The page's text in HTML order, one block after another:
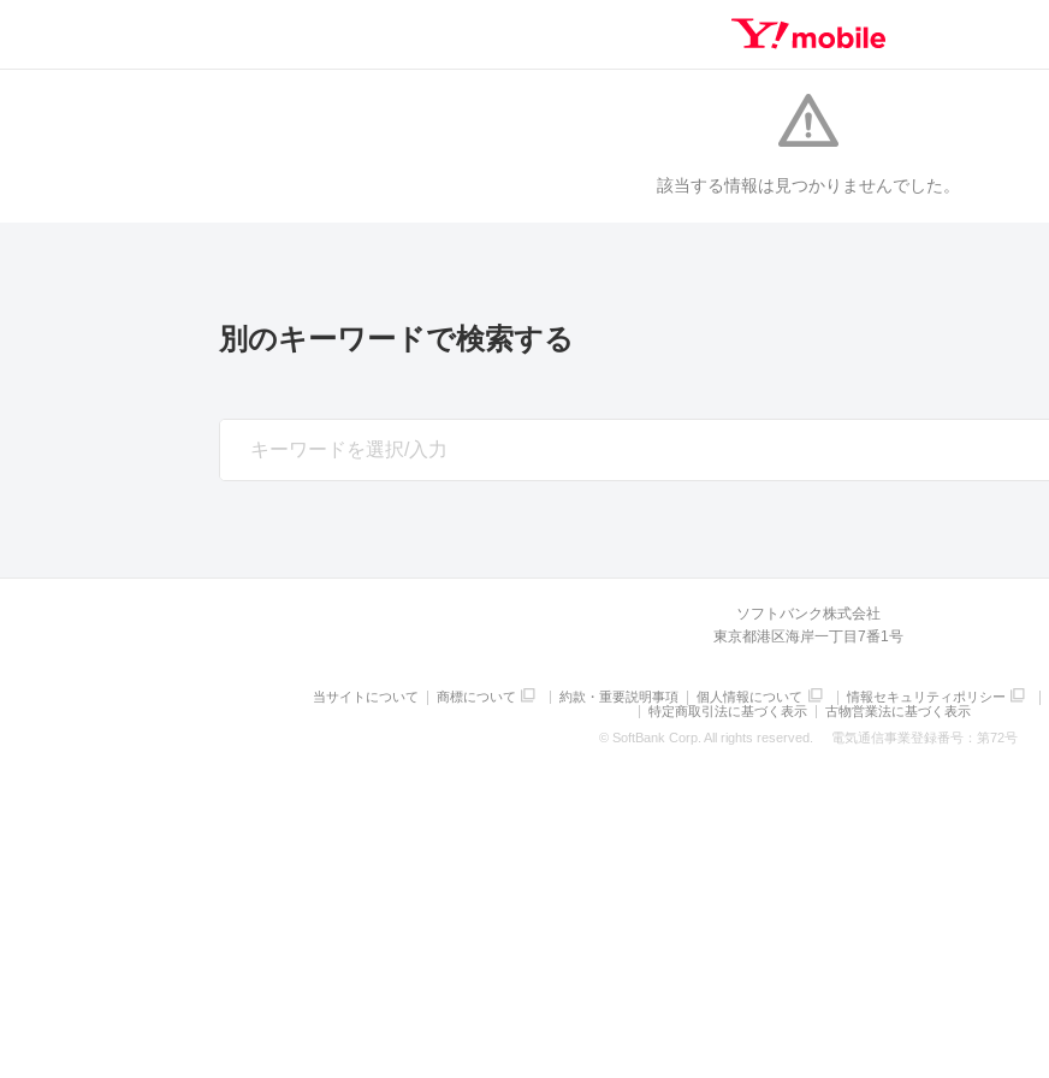
該当する情報は見つかりませんでした。
別のキーワードで検索する
SEARCH
ソフトバンク株式会社
東京都港区海岸一丁目7番1号
当サイトについて 商標について 約款・重要説明事項 個人情報について 情報セキュリティポリシー
特定商取引法に基づく表示
古物営業法に基づく表示
© SoftBank Corp. All rights reserved.
電気通信事業登録番号：第72号